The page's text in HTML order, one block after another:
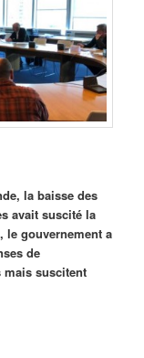
la baisse des
avait suscité la
le gouvernement a
de
mais suscitent